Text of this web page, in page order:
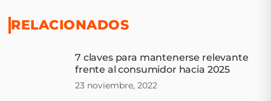
RELACIONADOS
7 claves para mantenerse relevante
frente al consumidor hacia 2025
23 noviembre, 2022